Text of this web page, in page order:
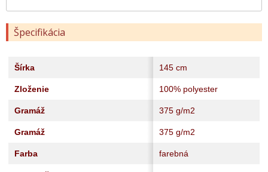
Špecifikácia
Šírka 145 cm
Zloženie 100% polyester
Gramáž 375 g/m2
Gramáž 375 g/m2
Farba farebná